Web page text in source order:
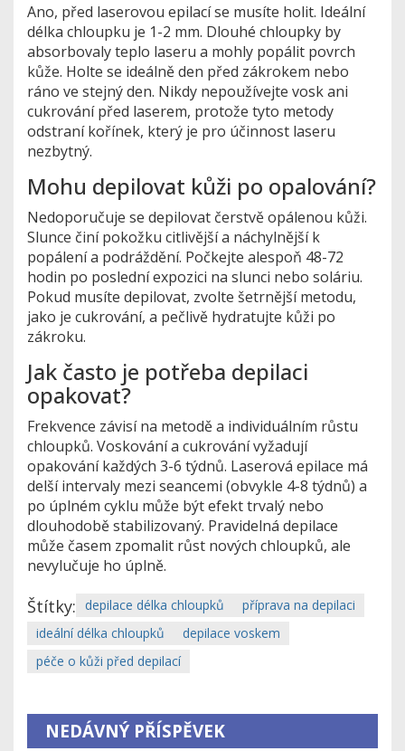
Ano, před laserovou epilací se musíte holit. Ideální
délka chloupku je 1-2 mm. Dlouhé chloupky by
absorbovaly teplo laseru a mohly popálit povrch
kůže. Holte se ideálně den před zákrokem nebo
ráno ve stejný den. Nikdy nepoužívejte vosk ani
cukrování před laserem, protože tyto metody
odstraní kořínek, který je pro účinnost laseru
nezbytný.
Mohu depilovat kůži po opalování?
Nedoporučuje se depilovat čerstvě opálenou kůži.
Slunce činí pokožku citlivější a náchylnější k
popálení a podráždění. Počkejte alespoň 48-72
hodin po poslední expozici na slunci nebo soláriu.
Pokud musíte depilovat, zvolte šetrnější metodu,
jako je cukrování, a pečlivě hydratujte kůži po
zákroku.
Jak často je potřeba depilaci
opakovat?
Frekvence závisí na metodě a individuálním růstu
chloupků. Voskování a cukrování vyžadují
opakování každých 3-6 týdnů. Laserová epilace má
delší intervaly mezi seancemi (obvykle 4-8 týdnů) a
po úplném cyklu může být efekt trvalý nebo
dlouhodobě stabilizovaný. Pravidelná depilace
může časem zpomalit růst nových chloupků, ale
nevylučuje ho úplně.
Štítky: depilace délka chloupků
příprava na depilaci
ideální délka chloupků
depilace voskem
péče o kůži před depilací
NEDÁVNÝ PŘÍSPĚVEK